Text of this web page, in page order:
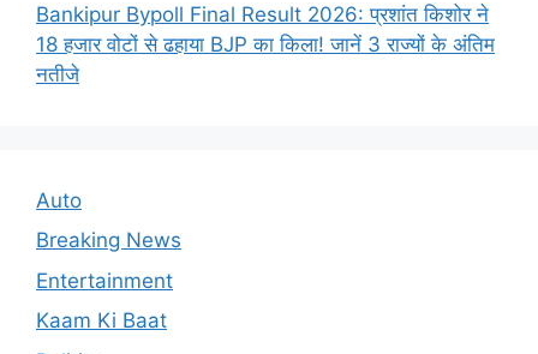
Bankipur Bypoll Final Result 2026: प्रशांत किशोर ने
18 हजार वोटों से ढहाया BJP का किला! जानें 3 राज्यों के अंतिम
नतीजे
Auto
Breaking News
Entertainment
Kaam Ki Baat